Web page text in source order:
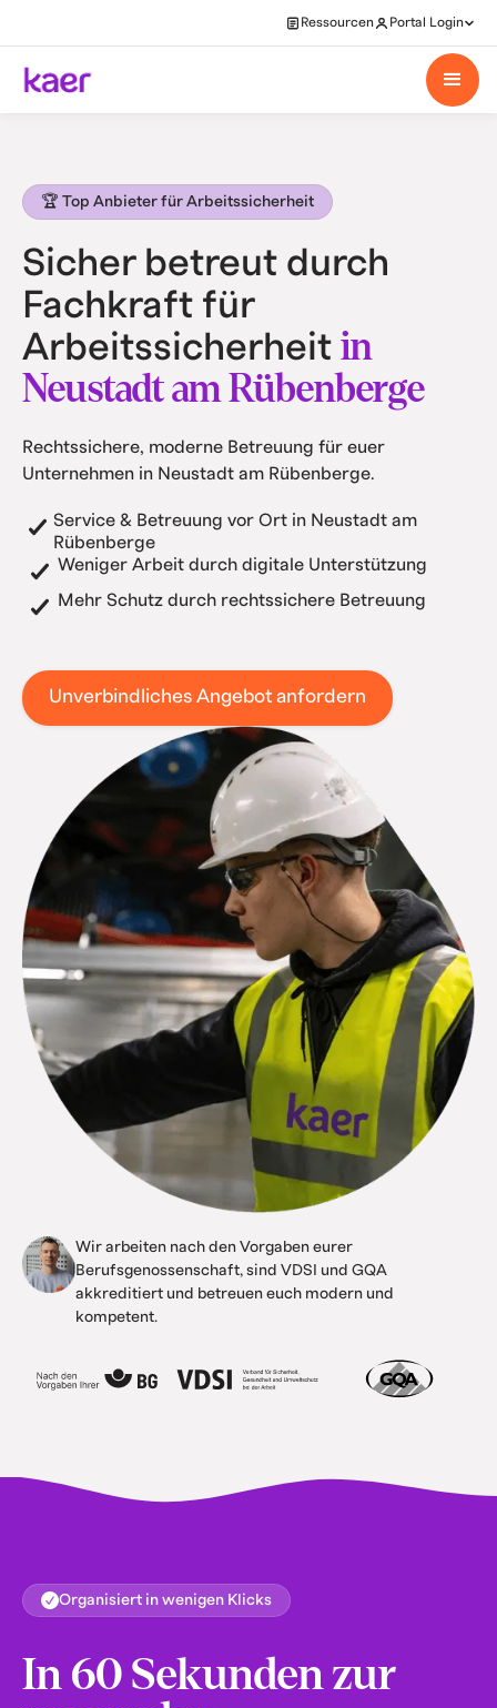
Ressourcen Portal Login
🏆 Top Anbieter für Arbeitssicherheit
Sicher betreut durch
Fachkraft für
Arbeitssicherheit in
Neustadt am Rübenberge
Rechtssichere, moderne Betreuung für euer
Unternehmen in Neustadt am Rübenberge.
Service & Betreuung vor Ort in Neustadt am
Rübenberge
Weniger Arbeit durch digitale Unterstützung
Mehr Schutz durch rechtssichere Betreuung
Unverbindliches Angebot anfordern
Wir arbeiten nach den Vorgaben eurer
Berufsgenossenschaft, sind VDSI und GQA
akkreditiert und betreuen euch modern und
kompetent.
Organisiert in wenigen Klicks
In 60 Sekunden zur